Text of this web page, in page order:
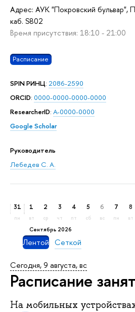
Адрес: АУК "Покровский бульвар",
каб. S802
Время присутствия: 18:10 - 21:00
Расписание
SPIN РИНЦ: 2086-2590
ORCID: 0000-0000-0000-0000
ResearcherID: A-0000-0000
Google Scholar
Руководитель
Лебедев С. А.
31
пн
сентябрь 2026
1
вт
2
ср
3
чт
4
пт
5
сб
6
вс
7
пн
8
вт
Лентой Сеткой
Сегодня, 9 августа, вс
Расписание
На мобильных